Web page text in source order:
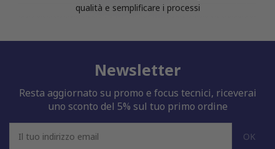
qualità e semplificare i processi
Newsletter
Resta aggiornato su promo e focus tecnici, riceverai
uno sconto del 5% sul tuo primo ordine